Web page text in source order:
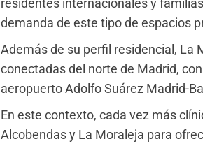
residentes internacionales y
demanda de este tipo de espacios
Además de su perfil residencial, La
conectadas del norte de Madrid,
aeropuerto Adolfo Suárez Madrid-
En este contexto, cada vez más
Alcobendas y La Moraleja para